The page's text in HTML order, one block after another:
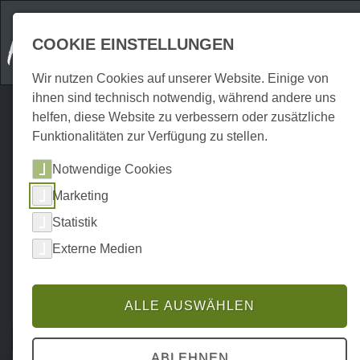
Home Erkunden Ausflugsziele P0017EA01086
COOKIE EINSTELLUNGEN
Wir nutzen Cookies auf unserer Website. Einige von
ihnen sind technisch notwendig, während andere uns
helfen, diese Website zu verbessern oder zusätzliche
Funktionalitäten zur Verfügung zu stellen.
Notwendige Cookies
Marketing
Statistik
Externe Medien
ALLE AUSWÄHLEN